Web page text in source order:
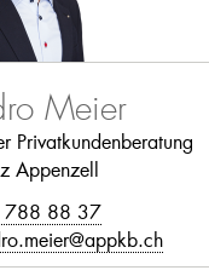
Meier
Privatkundenberatung
Appenzell
88 37